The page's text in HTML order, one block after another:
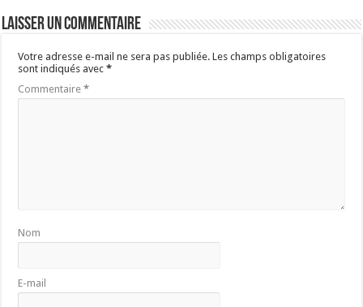
Laisser un commentaire
Votre adresse e-mail ne sera pas publiée. Les champs obligatoires
sont indiqués avec*
Commentaire*
Nom
E-mail